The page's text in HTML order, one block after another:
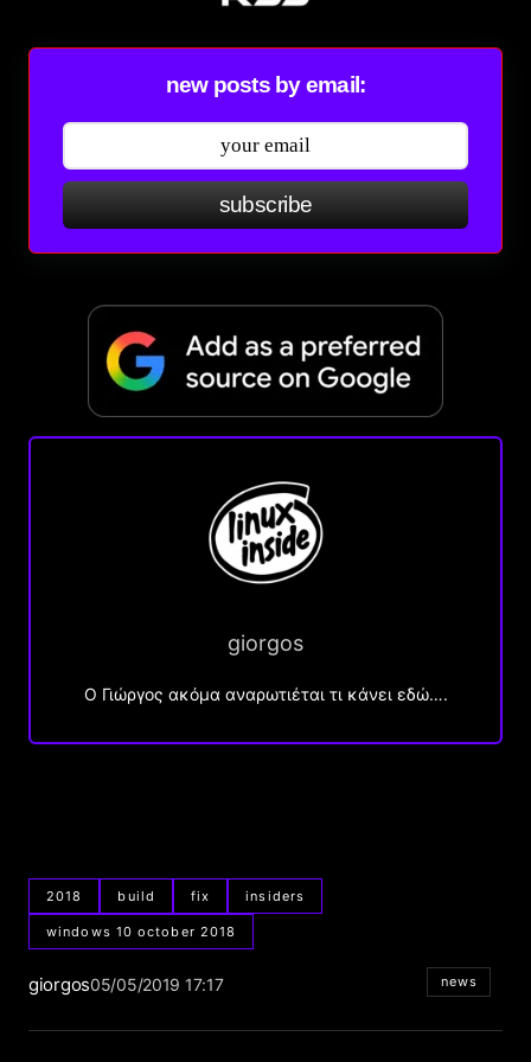
new posts by email:
subscribe
giorgos
Ο Γιώργος ακόμα αναρωτιέται τι κάνει εδώ….
2018 build fix insiders
windows 10 october 2018
giorgos05/05/2019 17:17 news